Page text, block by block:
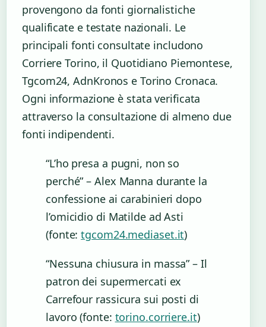
provengono da fonti giornalistiche
qualificate e testate nazionali. Le
principali fonti consultate includono
Corriere Torino, il Quotidiano Piemontese,
Tgcom24, AdnKronos e Torino Cronaca.
Ogni informazione è stata verificata
attraverso la consultazione di almeno due
fonti indipendenti.
“L’ho presa a pugni, non so
perché” – Alex Manna durante la
confessione ai carabinieri dopo
l’omicidio di Matilde ad Asti
(fonte:tgcom24.mediaset.it)
“Nessuna chiusura in massa” – Il
patron dei supermercati ex
Carrefour rassicura sui posti di
lavoro (fonte: torino.corriere.it)